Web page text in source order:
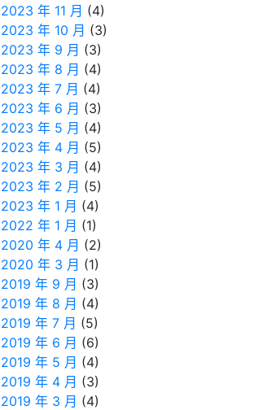
2023 年 11 月 (4)
2023 年 10 月 (3)
2023 年 9 月 (3)
2023 年 8 月 (4)
2023 年 7 月 (4)
2023 年 6 月 (3)
2023 年 5 月 (4)
2023 年 4 月 (5)
2023 年 3 月 (4)
2023 年 2 月 (5)
2023 年 1 月 (4)
2022 年 1 月 (1)
2020 年 4 月 (2)
2020 年 3 月 (1)
2019 年 9 月 (3)
2019 年 8 月 (4)
2019 年 7 月 (5)
2019 年 6 月 (6)
2019 年 5 月 (4)
2019 年 4 月 (3)
2019 年 3 月 (4)